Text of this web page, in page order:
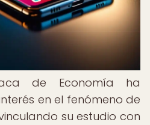
de Economía ha
en el fenómeno de
su estudio con